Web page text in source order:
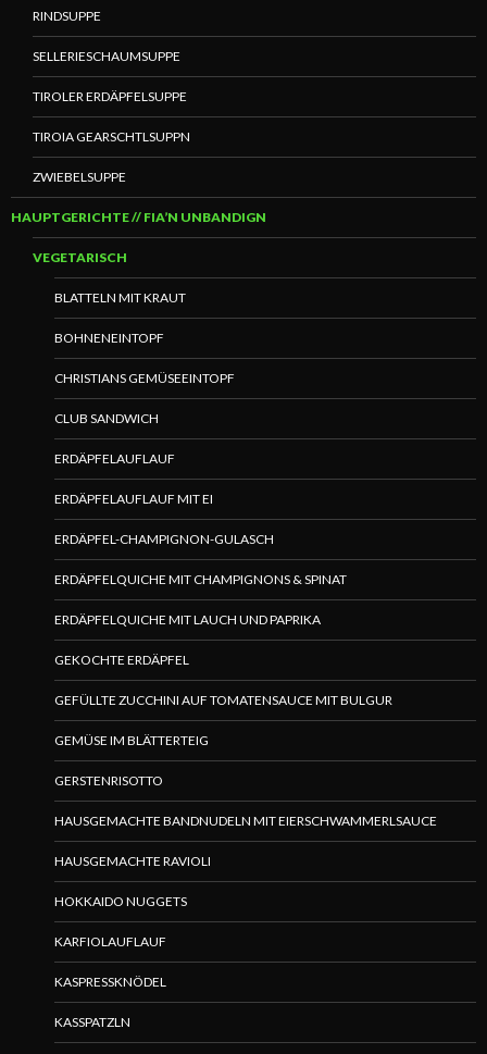
RINDSUPPE
SELLERIESCHAUMSUPPE
TIROLER ERDÄPFELSUPPE
TIROIA GEARSCHTLSUPPN
ZWIEBELSUPPE
HAUPTGERICHTE // FIA’N UNBANDIGN
VEGETARISCH
BLATTELN MIT KRAUT
BOHNENEINTOPF
CHRISTIANS GEMÜSEEINTOPF
CLUB SANDWICH
ERDÄPFELAUFLAUF
ERDÄPFELAUFLAUF MIT EI
ERDÄPFEL-CHAMPIGNON-GULASCH
ERDÄPFELQUICHE MIT CHAMPIGNONS & SPINAT
ERDÄPFELQUICHE MIT LAUCH UND PAPRIKA
GEKOCHTE ERDÄPFEL
GEFÜLLTE ZUCCHINI AUF TOMATENSAUCE MIT BULGUR
GEMÜSE IM BLÄTTERTEIG
GERSTENRISOTTO
HAUSGEMACHTE BANDNUDELN MIT EIERSCHWAMMERLSAUCE
HAUSGEMACHTE RAVIOLI
HOKKAIDO NUGGETS
KARFIOLAUFLAUF
KASPRESSKNÖDEL
KASSPATZLN